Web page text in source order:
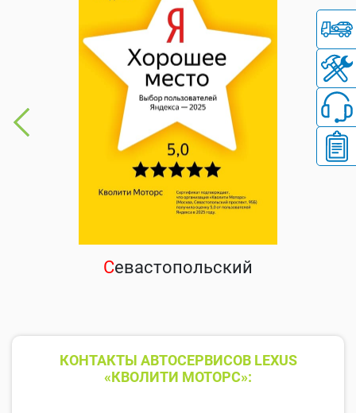
Севастопольский
КОНТАКТЫ АВТОСЕРВИСОВ LEXUS
«КВОЛИТИ МОТОРС»: